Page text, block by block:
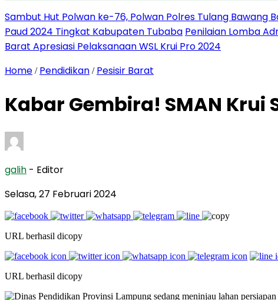
Sambut Hut Polwan ke-76, Polwan Polres Tulang Bawang
Paud 2024 Tingkat Kabupaten Tubaba Penilaian Lomba
Barat Apresiasi Pelaksanaan WSL Krui Pro 2024
Home / Pendidikan / Pesisir Barat
Kabar Gembira! SMAN Krui
galih - Editor
Selasa, 27 Februari 2024
URL berhasil dicopy
URL berhasil dicopy